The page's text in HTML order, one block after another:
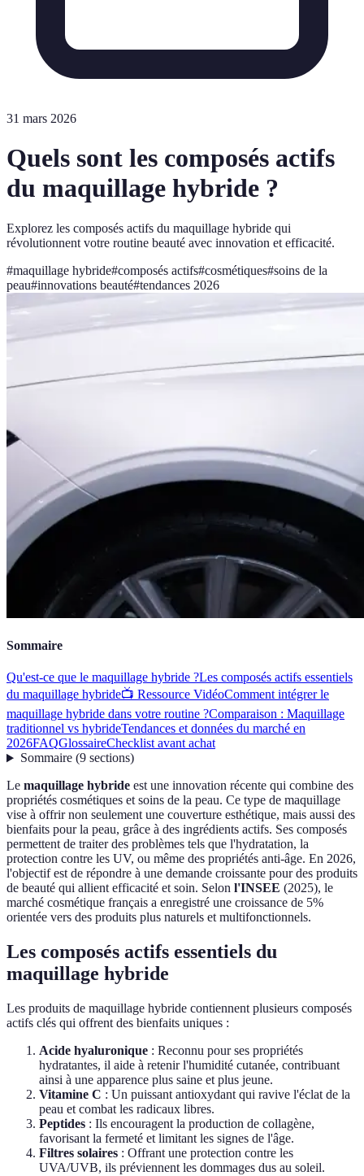
31 mars 2026
Quels sont les composés actifs
du maquillage hybride ?
Explorez les composés actifs du maquillage hybride qui
révolutionnent votre routine beauté avec innovation et efficacité.
#maquillage hybride#composés actifs#cosmétiques#soins de la
peau#innovations beauté#tendances 2026
Sommaire
Qu'est-ce que le maquillage hybride ?Les composés actifs essentiels
du maquillage hybride📺 Ressource VidéoComment intégrer le
maquillage hybride dans votre routine ?Comparaison : Maquillage
traditionnel vs hybrideTendances et données du marché en
2026FAQGlossaireChecklist avant achat
Sommaire(9 sections)
Le maquillage hybride est une innovation récente qui combine des
propriétés cosmétiques et soins de la peau. Ce type de maquillage
vise à offrir non seulement une couverture esthétique, mais aussi des
bienfaits pour la peau, grâce à des ingrédients actifs. Ses composés
permettent de traiter des problèmes tels que l'hydratation, la
protection contre les UV, ou même des propriétés anti-âge. En 2026,
l'objectif est de répondre à une demande croissante pour des produits
de beauté qui allient efficacité et soin. Selon l'INSEE (2025), le
marché cosmétique français a enregistré une croissance de 5%
orientée vers des produits plus naturels et multifonctionnels.
Les composés actifs essentiels du
maquillage hybride
Les produits de maquillage hybride contiennent plusieurs composés
actifs clés qui offrent des bienfaits uniques :
Acide hyaluronique : Reconnu pour ses propriétés
hydratantes, il aide à retenir l'humidité cutanée, contribuant
ainsi à une apparence plus saine et plus jeune.
Vitamine C : Un puissant antioxydant qui ravive l'éclat de la
peau et combat les radicaux libres.
Peptides : Ils encouragent la production de collagène,
favorisant la fermeté et limitant les signes de l'âge.
Filtres solaires : Offrant une protection contre les
UVA/UVB, ils préviennent les dommages dus au soleil.